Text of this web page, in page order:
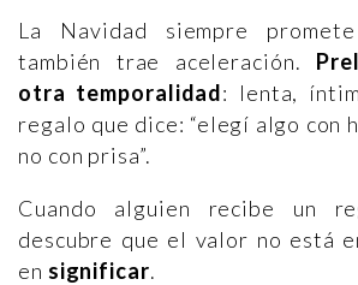
La Navidad siempre
también trae aceleración.
otra temporalidad: lenta,
regalo que dice: “elegí algo con
no con prisa”.
Cuando alguien recibe un
descubre que el valor no está
en significar.